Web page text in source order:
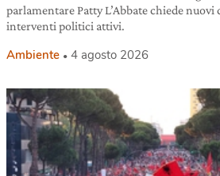
parlamentare Patty L’Abbate chiede
interventi politici attivi.
Ambiente 4 agosto 2026